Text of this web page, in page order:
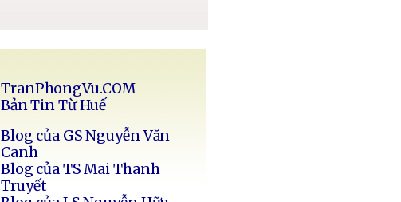
TranPhongVu.COM
Bản Tin Từ Huế
Blog của GS Nguyễn Văn
Canh
Blog của TS Mai Thanh
Truyết